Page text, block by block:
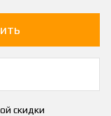
скидки